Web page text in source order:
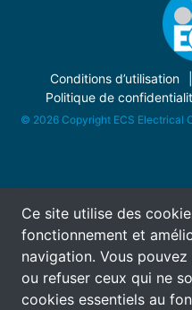
Ce site utilise des
fonctionnement et
navigation. Vous
ou refuser ceux qui ne
cookies essentiels au
Conditions d’utilisation
Politique de
© 2026 Copyright ECS Electrical